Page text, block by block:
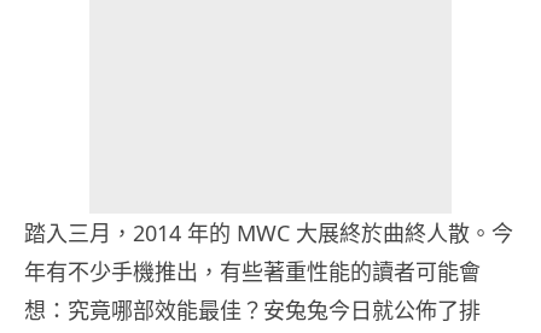
踏入三月，2014 年的 MWC 大展終於曲終人散。今
年有不少手機推出，有些著重性能的讀者可能會
想：究竟哪部效能最佳？安兔兔今日就公佈了排